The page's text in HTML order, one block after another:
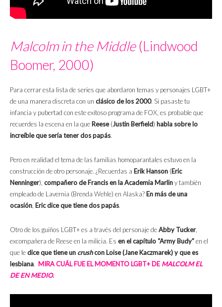
Malcolm in the Middle(Lindwood
Boomer, 2000)
Para cerrar esta lista de series que abordaron temas y personajes LGBT+
de una manera discreta con un clásico de los 2000. Si pasaste tu
infancia y pubertad con este exitoso programa de FOX, es probable que
recuerdes la escena en la que Reese(Justin Berfield) habla sobre lo
increíble que sería tener dos papás.
Pero en realidad el tema de las familias homoparantales estuvo en la
construcción de otro personaje. ¿Recuerdas a Erik Hanson (Eric
Nenninger), compañero de Francis en la Academia Marliny también
empleado de Lavernia (Brenda Wehle) en Alaska? En más de una
ocasión, Eric dice que tiene dos papás.
Otro de los guiños LGBT+ es a través del personaje deAbby Tucker,
excompañera de Reese en la milicia. Es en el capítulo “Army Budy”en el
que ledice que tiene un crushcon Loise (Jane Kaczmarek) y que es
lesbiana. MIRA CUÁL FUE EL MOMENTO LGBT+ DE MALCOLM EL
DE EN MEDIO.